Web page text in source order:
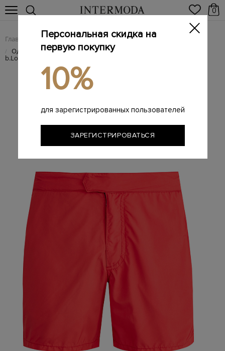
0
Главная Мужчинам / Одежда / Пляжная одежда
/ Однотонные плавательные шорты на магнитной застежке
b.Lock
Персональная скидка на
первую покупку
10%
для зарегистрированных пользователей
ЗАРЕГИСТРИРОВАТЬСЯ